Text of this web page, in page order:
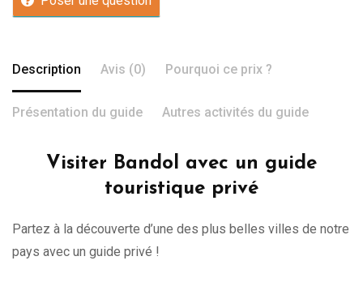
Description Avis (0) Pourquoi ce prix ?
Présentation du guide Autres activités du guide
Visiter Bandol avec un guide
touristique privé
Partez à la découverte d’une des plus belles villes de notre
pays avec un guide privé !